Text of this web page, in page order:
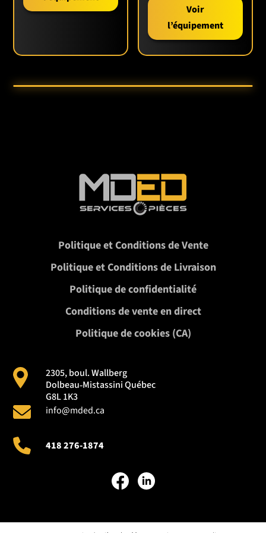
Une largeur de travail supérieure (70 po) pour plus
Plus de lames remplaçables (48 lame) pour un
Compatibilité étendue avec Cat 1 et Cat 2
performance, robustesse et polyvalence pour divers
🌍 MISE EN VALEUR DE LA MARQUE
TMG Industrialconçoit des outils agricoles et
d’entretien fiables adaptés à une utilisation intensive.
Chez MDED, on s’assure de proposer des
des clients québécois.
Voir
l’équipement
2305, boul. Wallberg
Dolbeau‑Mistassini Québec
G8L 1K3
Politique et Conditions de Vente
Politique et Conditions de Livraison
Politique de confidentialité
Conditions de vente en direct
Politique de cookies (CA)
info@mded.ca
418 276-1874